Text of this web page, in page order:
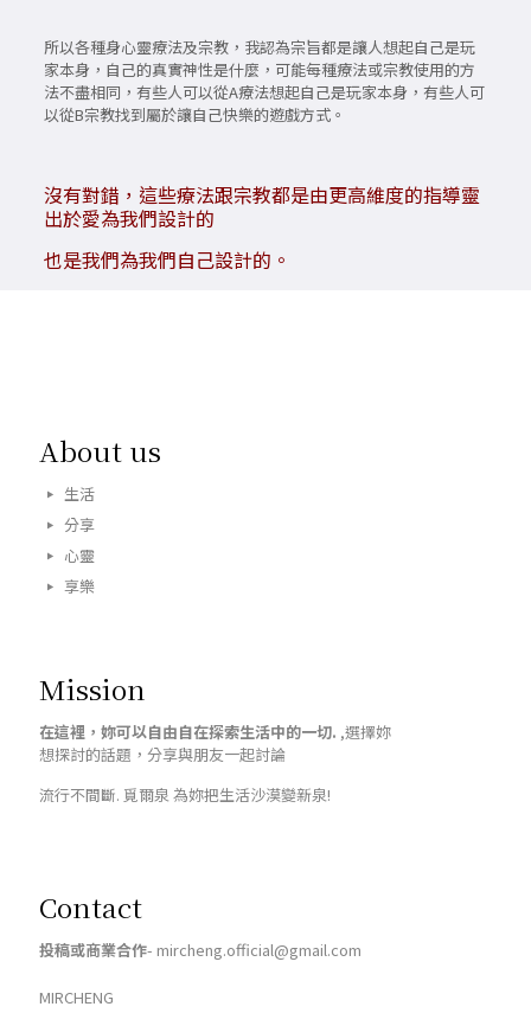
所以各種身心靈療法及宗教，我認為宗旨都是讓人想起自己是玩
家本身，自己的真實神性是什麼，可能每種療法或宗教使用的方
法不盡相同，有些人可以從A療法想起自己是玩家本身，有些人可
以從B宗教找到屬於讓自己快樂的遊戲方式。
沒有對錯，這些療法跟宗教都是由更高維度的指導靈
出於愛為我們設計的
也是我們為我們自己設計的。
About us
生活
分享
心靈
享樂
Mission
在這裡，妳可以自由自在探索生活中的一切. ,選擇妳
想探討的話題，分享與朋友一起討論
流行不間斷. 覓爾泉 為妳把生活沙漠變新泉!
Contact
投稿或商業合作- mircheng.official@gmail.com
MIRCHENG